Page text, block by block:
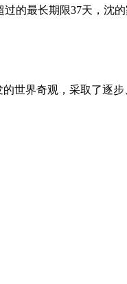
的最长期限37天，沈
世界奇观，采取了逐